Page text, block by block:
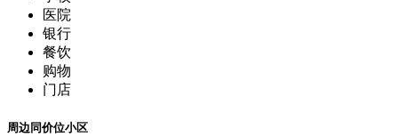
医院
银行
餐饮
购物
门店
周边同价位小区